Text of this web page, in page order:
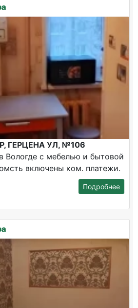
ГЕРЦЕНА УЛ, №106
Вологде с мебелью и бытовой
включены ком. платежи.
Подробнее